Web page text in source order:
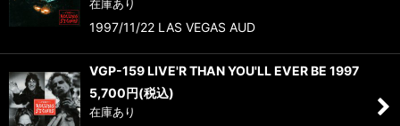
在庫あり
1997/11/22 LAS VEGAS AUD
VGP-159 LIVE'R THAN YOU'LL EVER BE 1997
5,700円(税込)
在庫あり